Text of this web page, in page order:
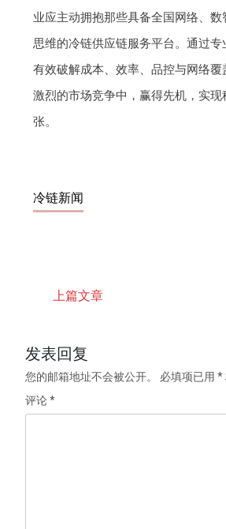
业应主动拥抱那些具备全国网络、
思维的冷链供应链服务平台。通过专
有效破解成本、效率、品控与网络覆
激烈的市场竞争中，赢得先机，实
张。
冷链新闻
上篇文章
发表回复
您的邮箱地址不会被公开。 必填项已用*
评论*